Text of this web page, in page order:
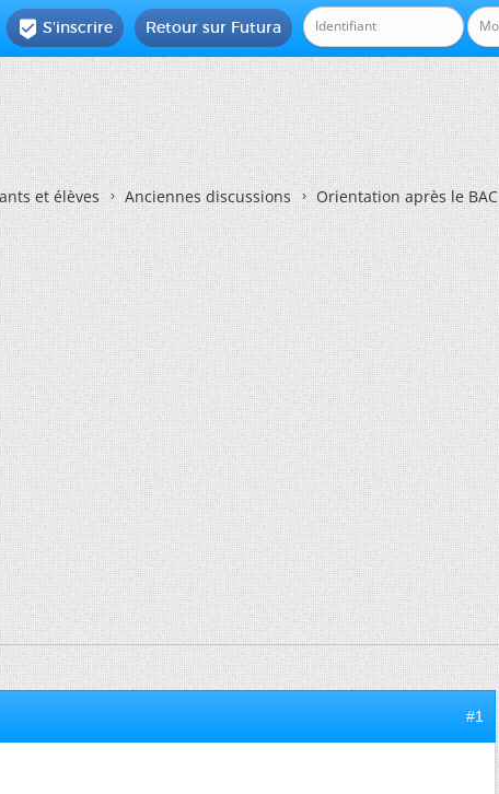
Retour sur Futura
 S'inscrire
et élèves Anciennes discussions Orientation après le BAC
#1